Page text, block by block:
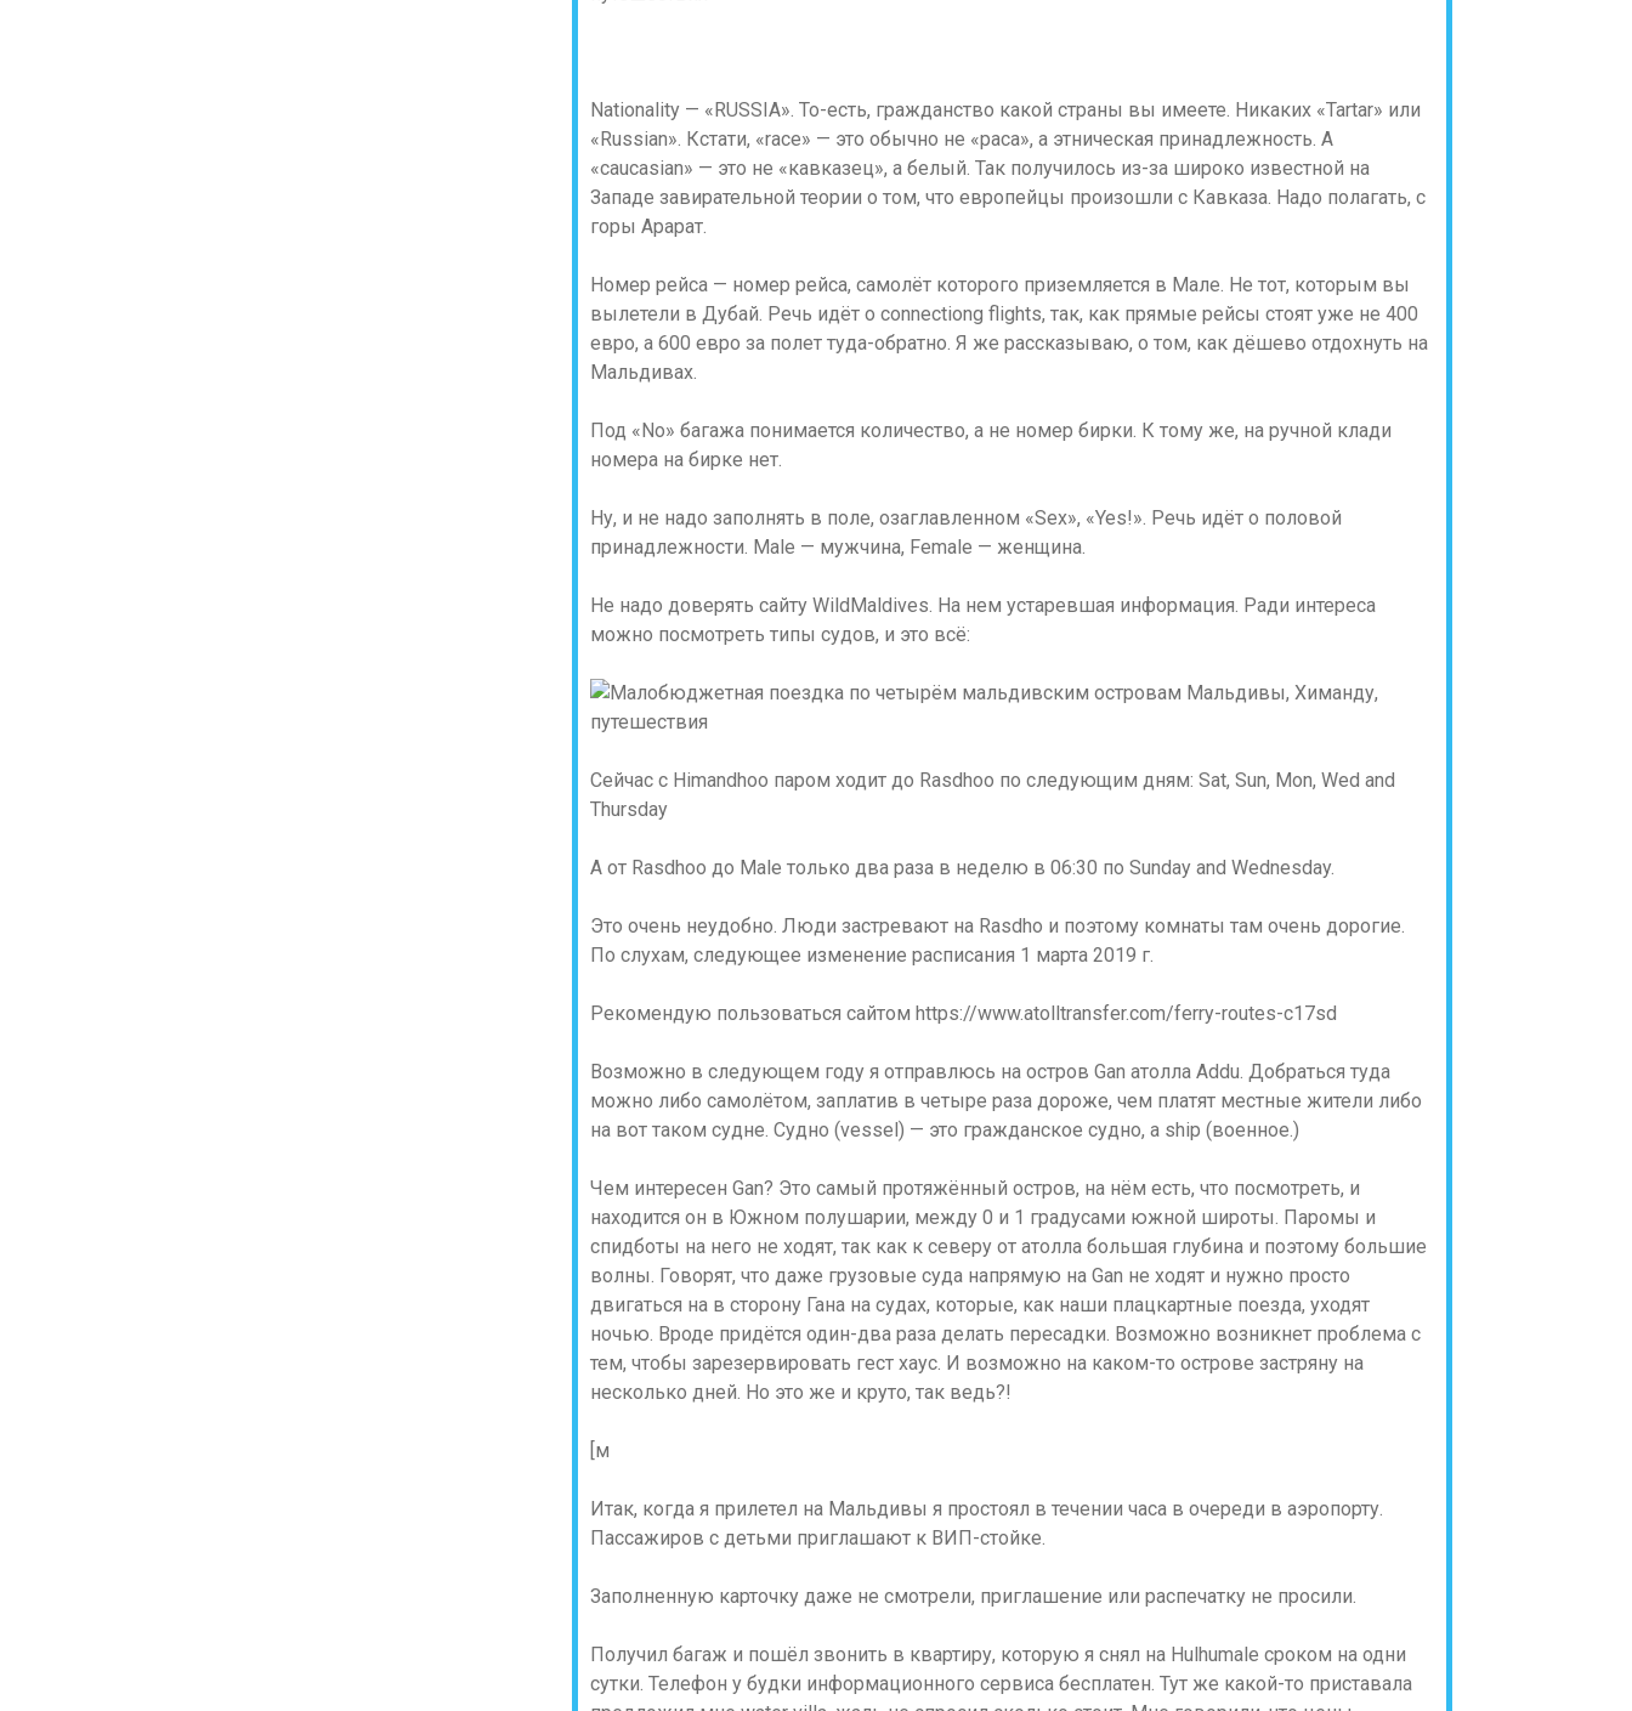
Nationality — «RUSSIA». То-есть, гражданство какой страны вы имеете. Никаких «Tartar» или
«Russian». Кстати, «race» — это обычно не «раса», а этническая принадлежность. А
«caucasian» — это не «кавказец», а белый. Так получилось из-за широко известной на
Западе завирательной теории о том, что европейцы произошли с Кавказа. Надо полагать, с
горы Арарат.
Номер рейса — номер рейса, самолёт которого приземляется в Мале. Не тот, которым вы
вылетели в Дубай. Речь идёт о connectiong flights, так, как прямые рейсы стоят уже не 400
евро, а 600 евро за полет туда-обратно. Я же рассказываю, о том, как дёшево отдохнуть на
Мальдивах.
Под «No» багажа понимается количество, а не номер бирки. К тому же, на ручной клади
номера на бирке нет.
Ну, и не надо заполнять в поле, озаглавленном «Sex», «Yes!». Речь идёт о половой
принадлежности. Male — мужчина, Female — женщина.
Не надо доверять сайту WildMaldives. На нем устаревшая информация. Ради интереса
можно посмотреть типы судов, и это всё:
Сейчас с Himandhoo паром ходит до Rasdhoo по следующим дням: Sat, Sun, Mon, Wed and
Thursday
А от Rasdhoo до Male только два раза в неделю в 06:30 по Sunday and Wednesday.
Это очень неудобно. Люди застревают на Rasdho и поэтому комнаты там очень дорогие.
По слухам, следующее изменение расписания 1 марта 2019 г.
Рекомендую пользоваться сайтом https://www.atolltransfer.com/ferry-routes-c17sd
Возможно в следующем году я отправлюсь на остров Gan атолла Addu. Добраться туда
можно либо самолётом, заплатив в четыре раза дороже, чем платят местные жители либо
на вот таком судне. Судно (vessel) — это гражданское судно, а ship (военное.)
Чем интересен Gan? Это самый протяжённый остров, на нём есть, что посмотреть, и
находится он в Южном полушарии, между 0 и 1 градусами южной широты. Паромы и
спидботы на него не ходят, так как к северу от атолла большая глубина и поэтому большие
волны. Говорят, что даже грузовые суда напрямую на Gan не ходят и нужно просто
двигаться на в сторону Гана на судах, которые, как наши плацкартные поезда, уходят
ночью. Вроде придётся один-два раза делать пересадки. Возможно возникнет проблема с
тем, чтобы зарезервировать гест хаус. И возможно на каком-то острове застряну на
несколько дней. Но это же и круто, так ведь?!
[м
Итак, когда я прилетел на Мальдивы я простоял в течении часа в очереди в аэропорту.
Пассажиров с детьми приглашают к ВИП-стойке.
Заполненную карточку даже не смотрели, приглашение или распечатку не просили.
Получил багаж и пошёл звонить в квартиру, которую я снял на Hulhumale сроком на одни
сутки. Телефон у будки информационного сервиса бесплатен. Тут же какой-то приставала